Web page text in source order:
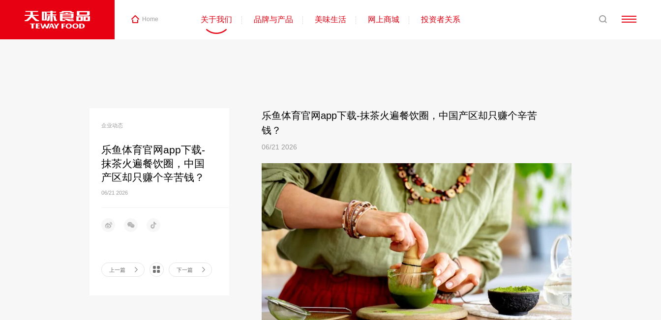
Home 关于我们 品牌与产品 美味生活 网上商城 投资者关系
企业动态
乐鱼体育官网app下载-
抹茶火遍餐饮圈，中国
产区却只赚个辛苦钱？
06/21 2026
上一篇 下一篇
乐鱼体育官网app下载-抹茶火遍餐饮圈，中国产区却只赚个辛苦
钱？
06/21 2026